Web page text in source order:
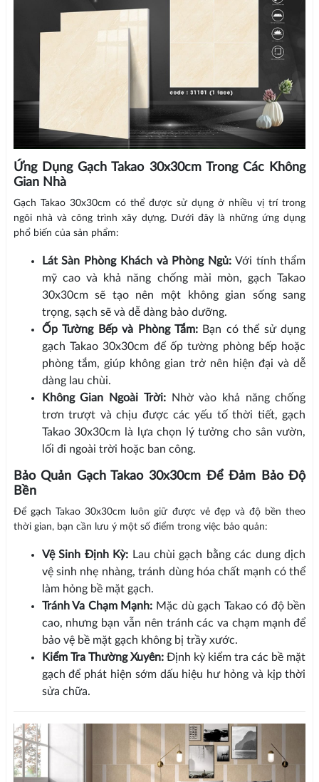
Ứng Dụng Gạch Takao 30x30cm Trong Các Không
Gian Nhà
Gạch Takao 30x30cm có thể được sử dụng ở nhiều vị trí trong
ngôi nhà và công trình xây dựng. Dưới đây là những ứng dụng
phổ biến của sản phẩm:
Lát Sàn Phòng Khách và Phòng Ngủ: Với tính thẩm
mỹ cao và khả năng chống mài mòn, gạch Takao
30x30cm sẽ tạo nên một không gian sống sang
trọng, sạch sẽ và dễ dàng bảo dưỡng.
Ốp Tường Bếp và Phòng Tắm: Bạn có thể sử dụng
gạch Takao 30x30cm để ốp tường phòng bếp hoặc
phòng tắm, giúp không gian trở nên hiện đại và dễ
dàng lau chùi.
Không Gian Ngoài Trời:Nhờ vào khả năng chống
trơn trượt và chịu được các yếu tố thời tiết, gạch
Takao 30x30cm là lựa chọn lý tưởng cho sân vườn,
lối đi ngoài trời hoặc ban công.
Bảo Quản Gạch Takao 30x30cm Để Đảm Bảo Độ
Bền
Để gạch Takao 30x30cm luôn giữ được vẻ đẹp và độ bền theo
thời gian, bạn cần lưu ý một số điểm trong việc bảo quản:
Vệ Sinh Định Kỳ: Lau chùi gạch bằng các dung dịch
vệ sinh nhẹ nhàng, tránh dùng hóa chất mạnh có thể
làm hỏng bề mặt gạch.
Tránh Va Chạm Mạnh: Mặc dù gạch Takao có độ bền
cao, nhưng bạn vẫn nên tránh các va chạm mạnh để
bảo vệ bề mặt gạch không bị trầy xước.
Kiểm Tra Thường Xuyên:Định kỳ kiểm tra các bề mặt
gạch để phát hiện sớm dấu hiệu hư hỏng và kịp thời
sửa chữa.